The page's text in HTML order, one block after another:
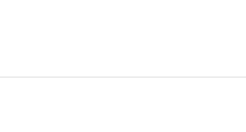
konten